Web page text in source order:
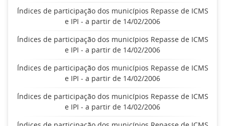
Índices de participação dos municípios Repasse de ICMS
e IPI - a partir de 14/02/2006
Índices de participação dos municípios Repasse de ICMS
e IPI - a partir de 14/02/2006
Índices de participação dos municípios Repasse de ICMS
e IPI - a partir de 14/02/2006
Índices de participação dos municípios Repasse de ICMS
e IPI - a partir de 14/02/2006